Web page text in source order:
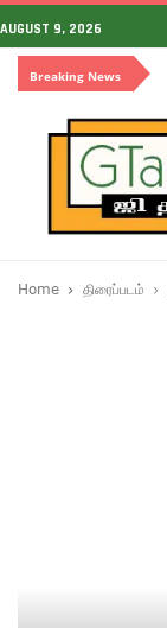
AUGUST 9, 2026
Breaking News
Home திரைப்படம்